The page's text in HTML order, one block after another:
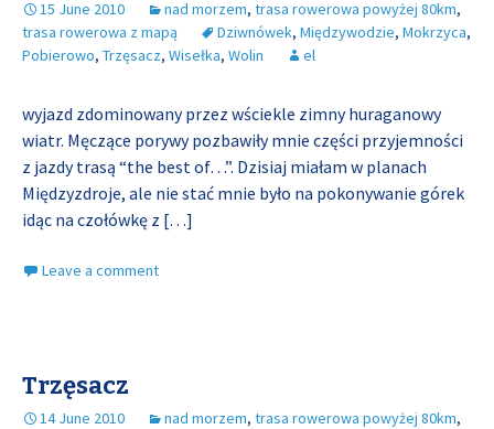
15 June 2010 nad morzem, trasa rowerowa powyżej 80km,
trasa rowerowa z mapą
Dziwnówek, Międzywodzie, Mokrzyca,
Pobierowo, Trzęsacz, Wisełka, Wolin el
wyjazd zdominowany przez wściekle zimny huraganowy
wiatr. Męczące porywy pozbawiły mnie części przyjemności
z jazdy trasą “the best of…”. Dzisiaj miałam w planach
Międzyzdroje, ale nie stać mnie było na pokonywanie górek
idąc na czołówkę z […]
Leave a comment
Trzęsacz
14 June 2010 nad morzem, trasa rowerowa powyżej 80km,